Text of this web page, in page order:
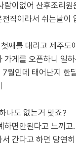
람이없어 산후조리원
직이라서 쉬는날
째를 대리고 제주
가게를 오픈하니 일
월인데 태어난지 한
나도 없는거 맞죠?
하면안된다고 느끼
간다고 하면 당연